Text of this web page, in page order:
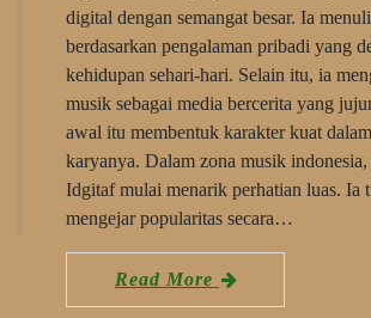
digital dengan semangat besar. Ia
berdasarkan pengalaman pribadi yang
kehidupan sehari-hari. Selain itu, ia
musik sebagai media bercerita yang
awal itu membentuk karakter kuat
karyanya. Dalam zona musik indonesia,
Idgitaf mulai menarik perhatian luas. Ia
mengejar popularitas secara…
Read More